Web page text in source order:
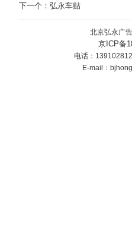
下一个： 弘永车贴
北京弘永广
京ICP备
电话：
E-mail：